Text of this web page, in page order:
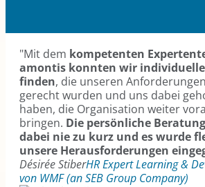
"Mit dem kompetenten
amontis konnten wir individuelle
finden, die unseren
gerecht wurden und uns dabei
haben, die Organisation weiter
bringen. Die persönliche
dabei nie zu kurz und es wurde
unsere Herausforderungen
Désirée StiberHR Expert Learning &
von WMF (an SEB Group Company)